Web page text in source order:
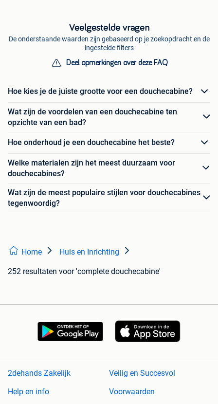
Veelgestelde vragen
De onderstaande waarden zijn gebaseerd op je zoekopdracht en de
ingestelde filters
Deel opmerkingen over deze FAQ
Hoe kies je de juiste grootte voor een douchecabine?
Wat zijn de voordelen van een douchecabine ten
opzichte van een bad?
Hoe onderhoud je een douchecabine het beste?
Welke materialen zijn het meest duurzaam voor
douchecabines?
Wat zijn de meest populaire stijlen voor douchecabines
tegenwoordig?
Home Huis en Inrichting
252 resultaten voor 'complete douchecabine'
2dehands Zakelijk
Veilig en Succesvol
Help en info
Voorwaarden